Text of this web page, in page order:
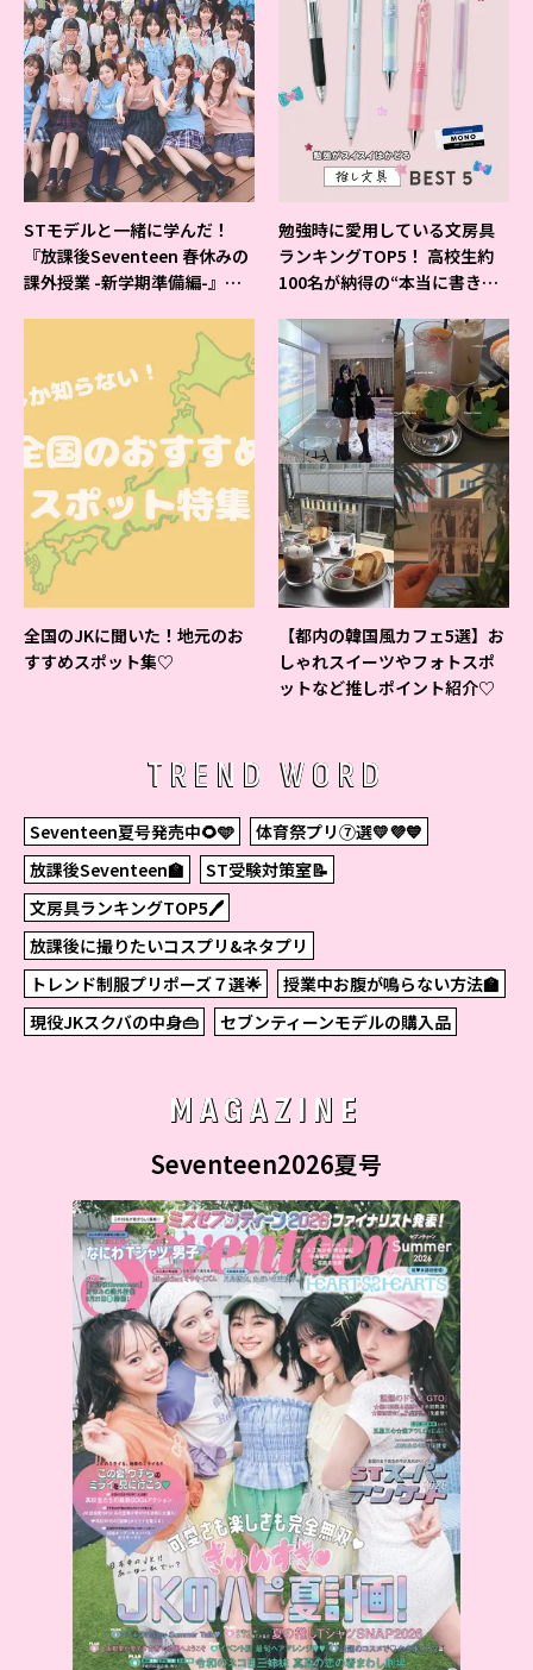
STモデルと一緒に学んだ！
『放課後Seventeen 春休みの
課外授業 -新学期準備編-』イ
勉強時に愛用している文房具
ランキングTOP5！ 高校生約
100名が納得の“本当に書きや
全国のJKに聞いた！地元のお
すすめスポット集♡
【都内の韓国風カフェ5選】お
しゃれスイーツやフォトスポ
ットなど推しポイント紹介♡
TREND WORD
Seventeen夏号発売中🌻🩵
体育祭プリ⑦選💛💜💙
放課後Seventeen🏫
ST受験対策室📝
文房具ランキングTOP5🖊
放課後に撮りたいコスプリ&ネタプリ
トレンド制服プリポーズ７選🌟
授業中お腹が鳴らない方法🏫
現役JKスクバの中身👜
セブンティーンモデルの購入品
MAGAZINE
Seventeen2026夏号